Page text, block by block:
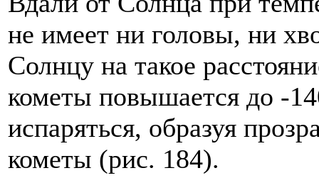
не имеет ни головы, ни
Солнцу на такое
кометы повышается до -
испаряться, образуя
кометы (рис. 184).